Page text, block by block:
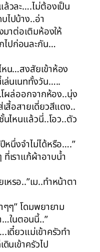
วละ….ไม่ต้องเป็น
ไปบ้าง..อ่า
มาต่อเติมห้องให้
ปก่อนละกัน…
หน…สงสัยเข้าห้อง
ล่นเนททั้งวัน…..
ผล่ออกจากห้อง..นุ่ง
เสี้อสายเดี่ยวสีแดง..
ไหนแล้วนี่..โอว..ตัว
นึ่งจำไม่ได้หรือ….”
เราแก้ผ้าอาบน้ำ
หรอ..”เม..ทำหน้าตา
ๆ” โดมพยายาม
ในตอนนี้..”
ดี๋ยวแม่เข้าครัวทำ
นเข้าครัวไป